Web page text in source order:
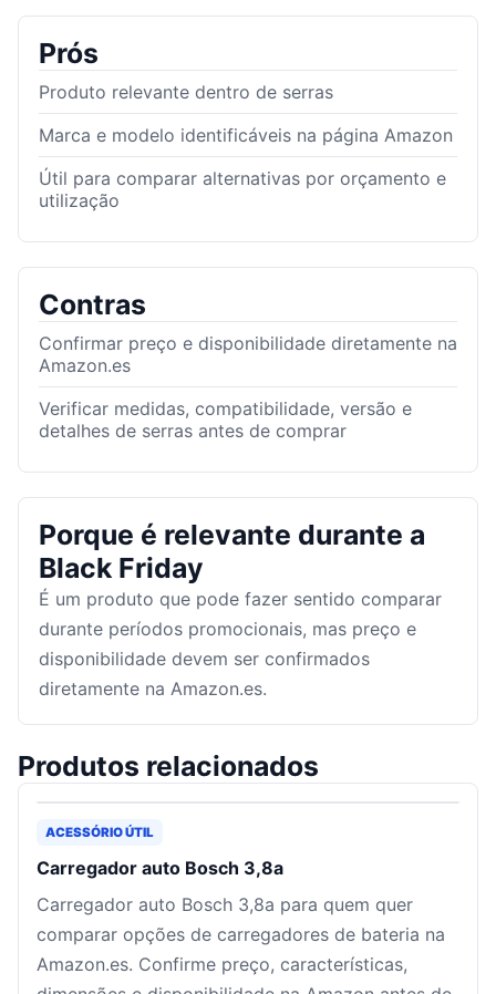
Prós
Produto relevante dentro de serras
Marca e modelo identificáveis na página Amazon
Útil para comparar alternativas por orçamento e
utilização
Contras
Confirmar preço e disponibilidade diretamente na
Amazon.es
Verificar medidas, compatibilidade, versão e
detalhes de serras antes de comprar
Porque é relevante durante a
Black Friday
É um produto que pode fazer sentido comparar
durante períodos promocionais, mas preço e
disponibilidade devem ser confirmados
diretamente na Amazon.es.
Produtos relacionados
ACESSÓRIO ÚTIL
Carregador auto Bosch 3,8a
Carregador auto Bosch 3,8a para quem quer
comparar opções de carregadores de bateria na
Amazon.es. Confirme preço, características,